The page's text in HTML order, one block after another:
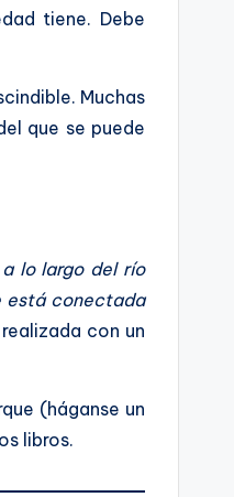
tiene. Debe
Muchas
que se puede
lo largo del río
está conectada
con un
(háganse un
libros.